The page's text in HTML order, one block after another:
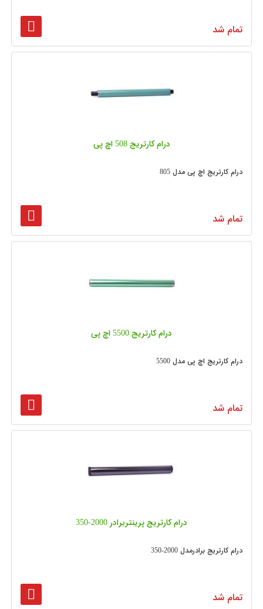
تمام شد
درام کارتریج 508 اچ پی
درام کارتریج اچ پی مدل 805
تمام شد
درام کارتریج 5500 اچ پی
درام کارتریج اچ پی مدل 5500
تمام شد
درام کارتریج پرینتربرادر 2000-350
درام کارتریج برادرمدل 2000-350
تمام شد